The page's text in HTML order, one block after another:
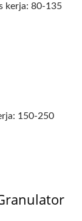
kerja: 80-135
150-250